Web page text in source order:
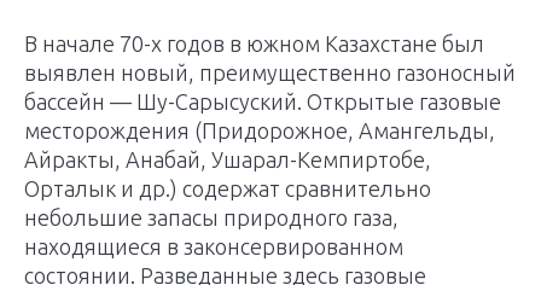
В начале 70-х годов в южном Казахстане был
выявлен новый, преимущественно газоносный
бассейн — Шу-Сарысуский. Открытые газовые
месторождения (Придорожное, Амангельды,
Айракты, Анабай, Ушарал-Кемпиртобе,
Орталык и др.) содержат сравнительно
небольшие запасы природного газа,
находящиеся в законсервированном
состоянии. Разведанные здесь газовые